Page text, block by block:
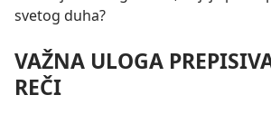
svetog duha?
VAŽNA ULOGA
REČI